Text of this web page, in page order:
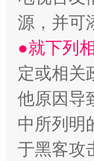
受贿1.44
源，并可
●就下列
定或相关
他原因导
中所列明
于黑客攻